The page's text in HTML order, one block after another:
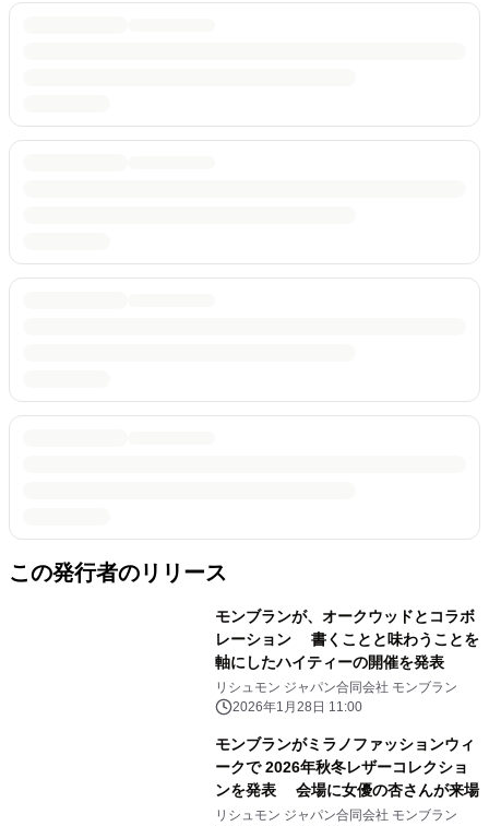
この発行者のリリース
モンブランが、オークウッドとコラボ
レーション 書くことと味わうことを
軸にしたハイティーの開催を発表
リシュモン ジャパン合同会社 モンブラン
2026年1月28日 11:00
モンブランがミラノファッションウィ
ークで 2026年秋冬レザーコレクショ
ンを発表 会場に女優の杏さんが来場
リシュモン ジャパン合同会社 モンブラン